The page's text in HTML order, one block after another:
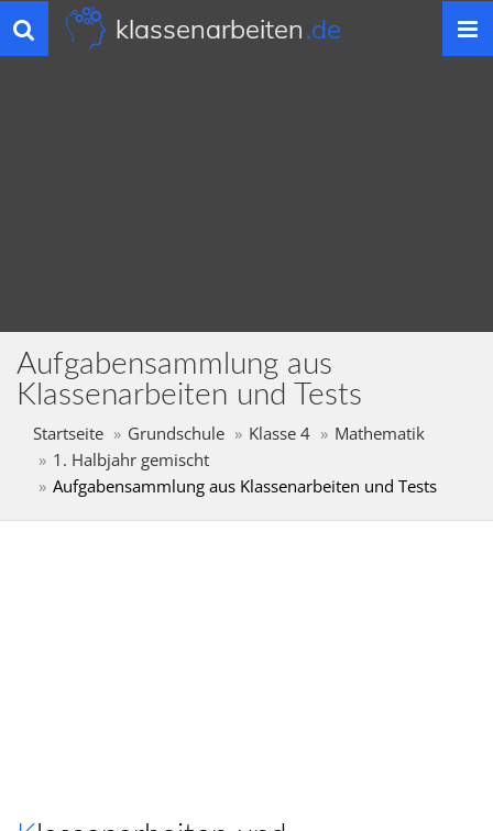
Toggle
navigation
klassenarbeiten.de
Aufgabensammlung aus
Klassenarbeiten und Tests
Startseite Grundschule Klasse 4
Mathematik
1. Halbjahr gemischt
Aufgabensammlung aus Klassenarbeiten und Tests